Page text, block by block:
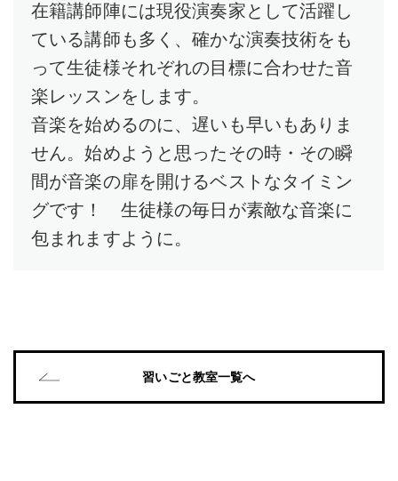
在籍講師陣には現役演奏家として活躍し
ている講師も多く、確かな演奏技術をも
って生徒様それぞれの目標に合わせた音
楽レッスンをします。
音楽を始めるのに、遅いも早いもありま
せん。始めようと思ったその時・その瞬
間が音楽の扉を開けるベストなタイミン
グです！ 生徒様の毎日が素敵な音楽に
包まれますように。
習いごと教室一覧へ